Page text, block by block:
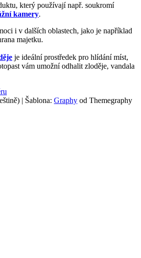
který používají např. soukromí
kamery.
i v dalších oblastech, jako je například
majetku.
je ideální prostředek pro hlídání míst,
vám umožní odhalit zloděje, vandala
| Šablona: Graphy od Themegraphy